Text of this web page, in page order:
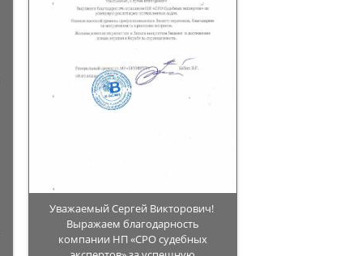
Уважаемый Сергей Викторович!
Выражаем благодарность
компании НП «СРО судебных